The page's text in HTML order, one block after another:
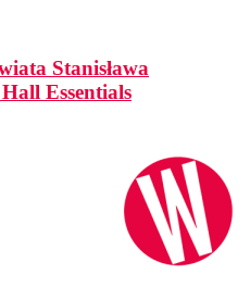
Stanisława
Essentials